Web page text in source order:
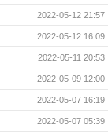
2022-05-12 21:57
2022-05-12 16:09
2022-05-11 20:53
2022-05-09 12:00
2022-05-07 16:19
2022-05-07 05:39